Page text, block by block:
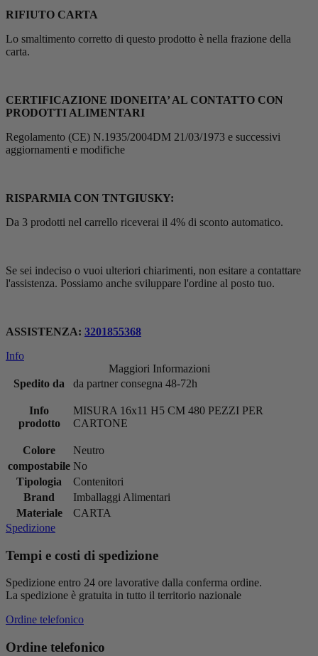
RIFIUTO CARTA
Lo smaltimento corretto di questo prodotto è nella frazione della
carta.
CERTIFICAZIONE IDONEITA’ AL CONTATTO CON
PRODOTTI ALIMENTARI
Regolamento (CE) N.1935/2004DM 21/03/1973 e successivi
aggiornamenti e modifiche
RISPARMIA CON TNTGIUSKY:
Da 3 prodotti nel carrello riceverai il 4% di sconto automatico.
Se sei indeciso o vuoi ulteriori chiarimenti, non esitare a contattare
l'assistenza. Possiamo anche sviluppare l'ordine al posto tuo.
ASSISTENZA: 3201855368
Info
Maggiori Informazioni
Spedito da
da partner consegna 48-72h
Info
prodotto
MISURA 16x11 H5 CM 480 PEZZI PER
CARTONE
Colore
Neutro
compostabile No
Tipologia
Contenitori
Brand
Imballaggi Alimentari
Materiale
CARTA
Spedizione
Tempi e costi di spedizione
Spedizione entro 24 ore lavorative dalla conferma ordine.
La spedizione è gratuita in tutto il territorio nazionale
Ordine telefonico
Ordine telefonico